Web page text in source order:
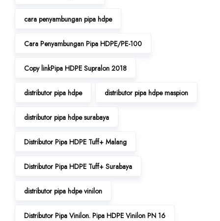
cara penyambungan pipa hdpe
Cara Penyambungan Pipa HDPE/PE-100
Copy linkPipa HDPE Supralon 2018
distributor pipa hdpe distributor pipa hdpe maspion
distributor pipa hdpe surabaya
Distributor Pipa HDPE Tuff+ Malang
Distributor Pipa HDPE Tuff+ Surabaya
distributor pipa hdpe vinilon
Distributor Pipa Vinilon. Pipa HDPE Vinilon PN 16